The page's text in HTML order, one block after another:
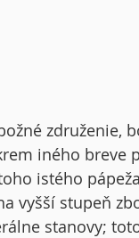
združenie,
iného breve
istého
vyšší stupeň
stanovy;